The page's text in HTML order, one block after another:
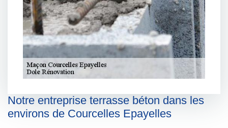
Notre entreprise terrasse béton dans les
environs de Courcelles Epayelles